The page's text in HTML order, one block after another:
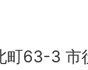
町63-3 市